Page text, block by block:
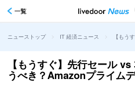
一覧
ニューストップ > IT 経済ニュース > 【もう
【もうすぐ】先行セール
うべき？Amazonプライム